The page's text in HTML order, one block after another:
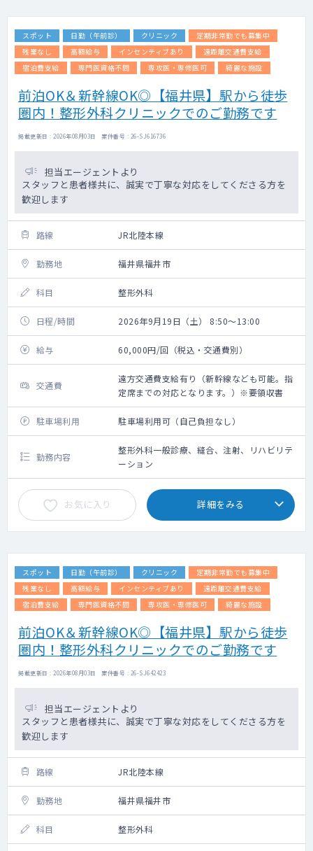
スポット 日勤（午前診） クリニック
定期非常勤でも募集中
残業なし
高額給与 インセンティブあり
遠距離交通費支給
宿泊費支給
専門医資格不問 専攻医・専修医可 綺麗な施設
前泊OK＆新幹線OK◎【福井県】駅から徒歩
圏内！整形外科クリニックでのご勤務です
掲載更新日 : 2026年08月03日 案件番号 : 26-SJ616736
担当エージェントより
スタッフと患者様共に、誠実で丁寧な対応をしてくださる方を
歓迎します
路線 JR北陸本線
勤務地 福井県福井市
科目 整形外科
日程/時間 2026年9月19日（土） 8:50～13:00
給与 60,000円/回（税込・交通費別）
交通費
遠方交通費支給有り（新幹線なども可能。指
定席までの対応となります。）※要領収書
駐車場利用 駐車場利用可（自己負担なし）
勤務内容
整形外科一般診療、縫合、注射、リハビリテ
ーション
お気に入り 詳細をみる
スポット 日勤（午前診） クリニック
定期非常勤でも募集中
残業なし
高額給与 インセンティブあり
遠距離交通費支給
宿泊費支給
専門医資格不問 専攻医・専修医可 綺麗な施設
前泊OK＆新幹線OK◎【福井県】駅から徒歩
圏内！整形外科クリニックでのご勤務です
掲載更新日 : 2026年08月03日 案件番号 : 26-SJ642423
担当エージェントより
スタッフと患者様共に、誠実で丁寧な対応をしてくださる方を
歓迎します
路線 JR北陸本線
勤務地 福井県福井市
科目 整形外科